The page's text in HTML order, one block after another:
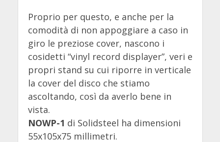
Proprio per questo, e anche per la
comodità di non appoggiare a caso in
giro le preziose cover, nascono i
cosidetti “vinyl record displayer”, veri e
propri stand su cui riporre in verticale
la cover del disco che stiamo
ascoltando, così da averlo bene in
vista.
NOWP-1 di Solidsteel ha dimensioni
55x105x75 millimetri.